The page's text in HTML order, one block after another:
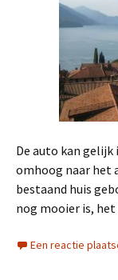
De auto kan gelijk
omhoog naar het
bestaand huis
nog mooier is,
Een reactie